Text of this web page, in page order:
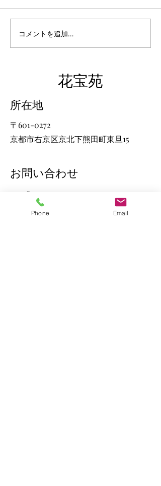
み広告が配達されます。4月
12日に「癒しの歌声コンサー
ト」を実施いたしますが、料
ます。お詫びの上、訂正申し
上げます。
コメントを追加…
​花宝苑
​所在地
〒601-0272
京都市右京区京北下熊田町東旦15
​お問い合わせ
075-852-0407
info@kyoto-hosenji.jp
Phone Email